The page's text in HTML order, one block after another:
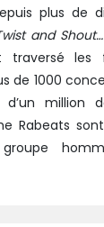
plus de
and Shout…
traversé les
de 1000
million
Rabeats
groupe